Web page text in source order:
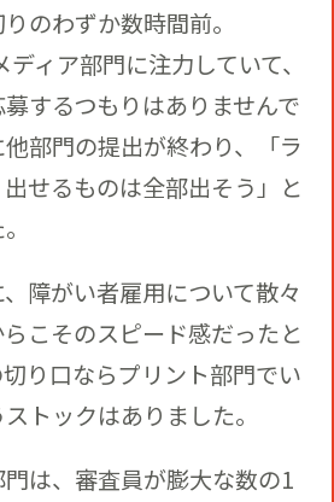
のわずか数時間前。
ィア部門に注力していて、
するつもりはありませんで
部門の提出が終わり、「ラ
せるものは全部出そう」と
障がい者雇用について散々
こそのスピード感だったと
り口ならプリント部門でい
トックはありました。
は、審査員が膨大な数の1